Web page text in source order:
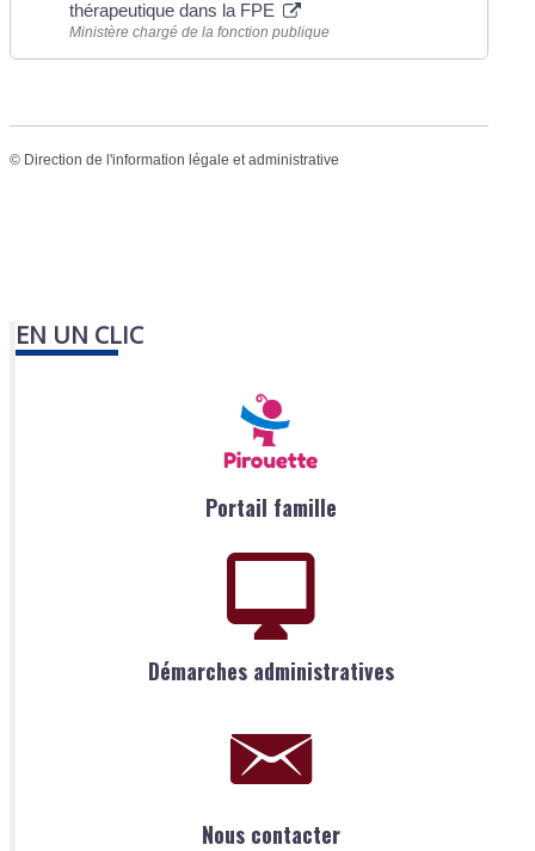
thérapeutique dans la FPE
Ministère chargé de la fonction publique
© Direction de l'information légale et administrative
EN UN CLIC
Portail famille
Démarches administratives
Nous contacter